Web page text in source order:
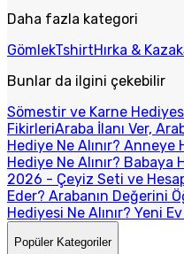
Daha fazla kategori
GömlekTshirtHırka & Kazak
Bunlar da ilgini çekebilir
Sömestir ve Karne
FikirleriAraba İlanı Ver,
Hediye Ne Alınır? Anneye
Hediye Ne Alınır? Babaya
2026 - Çeyiz Seti ve
Eder? Arabanın Değerini
Hediyesi Ne Alınır? Yeni
Popüler Kategoriler